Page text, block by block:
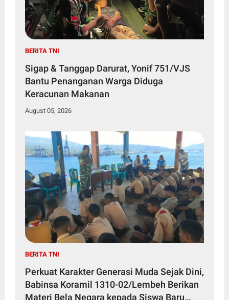
BERITA TNI
Sigap & Tanggap Darurat, Yonif 751/VJS
Bantu Penanganan Warga Diduga
Keracunan Makanan
August 05, 2026
BERITA TNI
Perkuat Karakter Generasi Muda Sejak Dini,
Babinsa Koramil 1310-02/Lembeh Berikan
Materi Bela Negara kepada Siswa Baru